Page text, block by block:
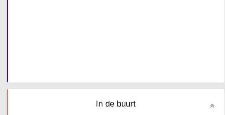
In de buurt